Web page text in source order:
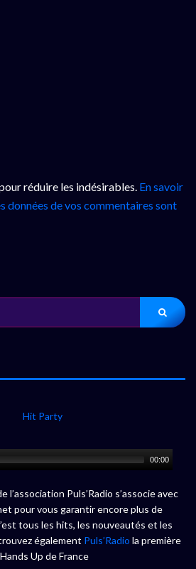
réduire les indésirables. En savoir
données de vos commentaires sont
00:00
l’association Puls’Radio s’associe avec
pour vous garantir encore plus de
tous les hits, les nouveautés et les
également Puls’Radio la première
Up de France